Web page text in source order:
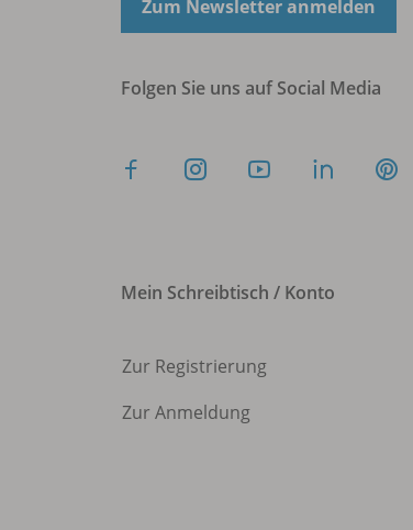
Zum Newsletter anmelden
Folgen Sie uns auf Social Media
Mein Schreibtisch / Konto
Zur Registrierung
Zur Anmeldung